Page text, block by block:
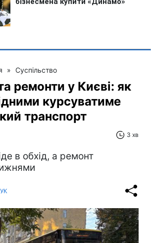
» Суспільство
ремонти у Києві: як
курсуватиме
транспорт
3 хв
в обхід, а ремонт